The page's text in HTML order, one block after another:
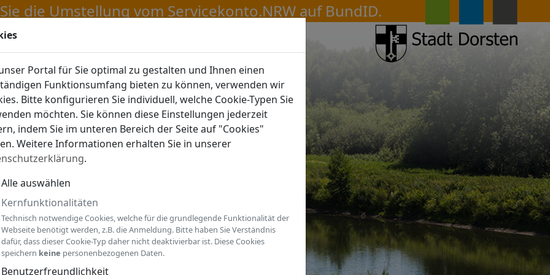
Portal für Sie optimal zu gestalten und Ihnen einen
Funktionsumfang bieten zu können, verwenden wir
Bitte konfigurieren Sie individuell, welche Cookie-Typen Sie
möchten. Sie können diese Einstellungen jederzeit
indem Sie im unteren Bereich der Seite auf "Cookies"
Weitere Informationen erhalten Sie in unserer
.
Alle auswählen
Kernfunktionalitäten
Technisch notwendige Cookies, welche für die grundlegende Funktionalität der
Webseite benötigt werden, z.B. die Anmeldung. Bitte haben Sie Verständnis
dafür, dass dieser Cookie-Typ daher nicht deaktivierbar ist. Diese Cookies
speichern keine personenbezogenen Daten.
Benutzerfreundlichkeit